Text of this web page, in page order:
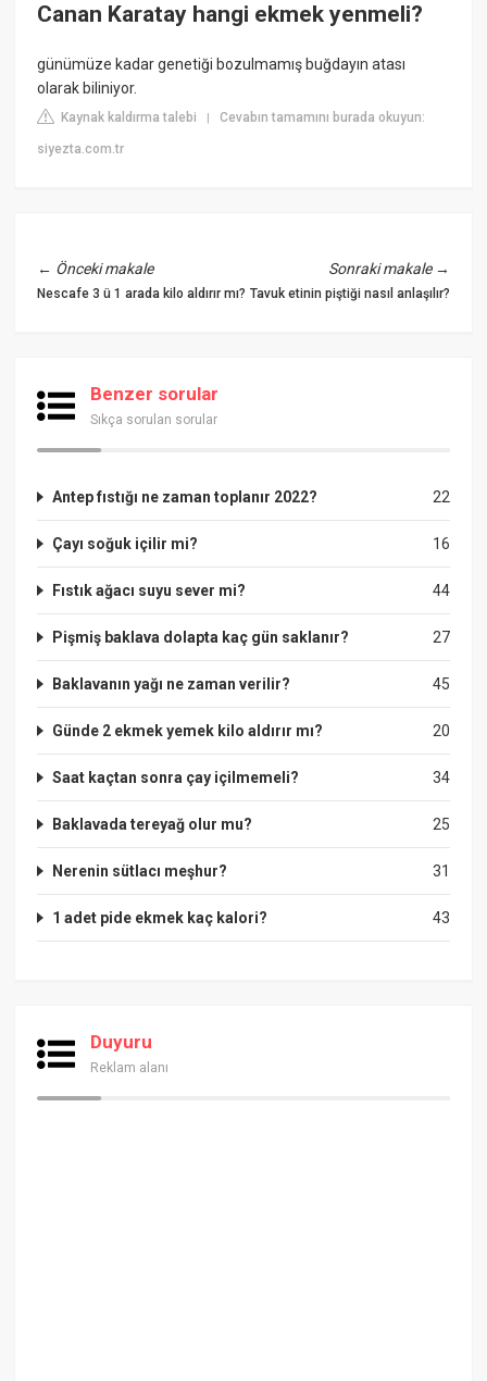
Canan Karatay hangi ekmek yenmeli?
günümüze kadar genetiği bozulmamış buğdayın atası
olarak biliniyor.
Kaynak kaldırma talebi |Cevabın tamamını burada okuyun:
siyezta.com.tr
← Önceki makale
Nescafe 3 ü 1 arada kilo aldırır mı?
Sonraki makale→
Tavuk etinin piştiği nasıl anlaşılır?
Benzer sorular
Sıkça sorulan sorular
22
Antep fıstığı ne zaman toplanır 2022?
16
Çayı soğuk içilir mi?
44
Fıstık ağacı suyu sever mi?
27
Pişmiş baklava dolapta kaç gün saklanır?
45
Baklavanın yağı ne zaman verilir?
20
Günde 2 ekmek yemek kilo aldırır mı?
34
Saat kaçtan sonra çay içilmemeli?
25
Baklavada tereyağ olur mu?
31
Nerenin sütlacı meşhur?
43
1 adet pide ekmek kaç kalori?
Duyuru
Reklam alanı